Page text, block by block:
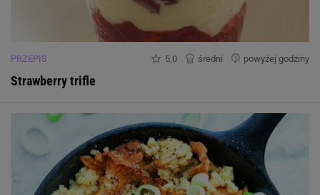
PRZEPIS 5,0 średni powyżej godziny
Strawberry trifle